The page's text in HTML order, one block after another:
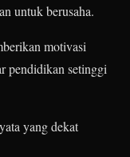
untuk berusaha.
motivasi
pendidikan setinggi
yang dekat